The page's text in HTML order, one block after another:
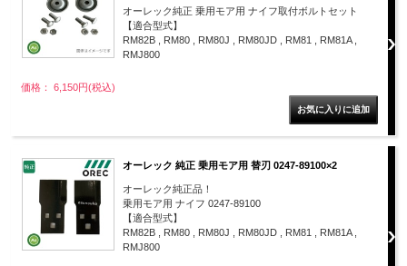
オーレック純正 乗用モア用 ナイフ取付ボルトセット
【適合型式】
RM82B , RM80 , RM80J , RM80JD , RM81 , RM81A ,
RMJ800
価格： 6,150円(税込)
オーレック 純正 乗用モア用 替刃 0247-89100×2
オーレック純正品！
乗用モア用 ナイフ 0247-89100
【適合型式】
RM82B , RM80 , RM80J , RM80JD , RM81 , RM81A ,
RMJ800